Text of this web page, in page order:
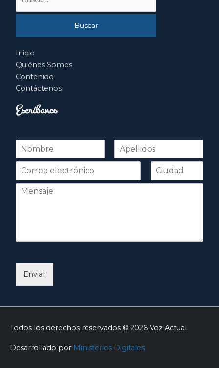
por:
Inicio
Quiénes Somos
Contenido
Contáctenos
Escríbanos
N
m
r
Nombre Apellidos
Enviar
Todos los derechos reservados © 2026 Voz Actual
Desarrollado por Ministerios Digitales